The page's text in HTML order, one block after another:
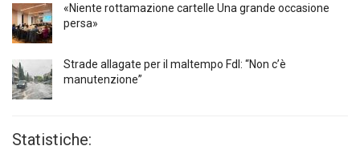
«Niente rottamazione cartelle Una grande occasione
persa»
Strade allagate per il maltempo FdI: “Non c’è
manutenzione”
Statistiche: